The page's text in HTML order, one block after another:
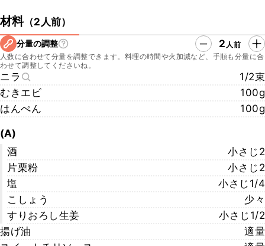
材料（2人前）
分量の調整 2 人前
人数に合わせて分量を調整できます。料理の時間や火加減など、手順も分量に合
わせて調整してくださいね。
ニラ
1/2束
むきエビ
100g
はんぺん
100g
(A)
酒
小さじ2
片栗粉
小さじ2
塩
小さじ1/4
こしょう
少々
すりおろし生姜
小さじ1/2
揚げ油
適量